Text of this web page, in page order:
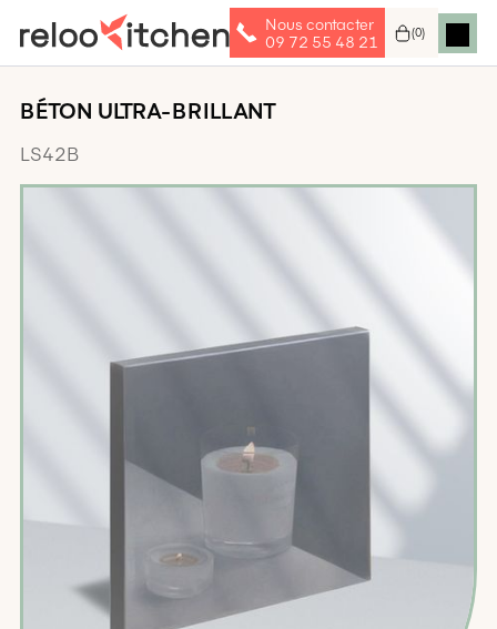
Nous contacter
09 72 55 48 21
(0)
BÉTON ULTRA-BRILLANT
LS42B